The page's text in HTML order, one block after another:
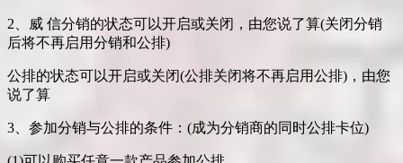
2、威 信分销的状态可以开启或关闭，由您说了算(关闭分销
后将不再启用分销和公排)
公排的状态可以开启或关闭(公排关闭将不再启用公排)，由您
说了算
3、参加分销与公排的条件：(成为分销商的同时公排卡位)